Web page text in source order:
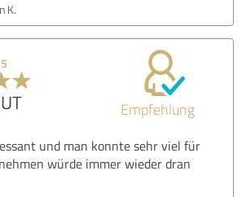
K.
Empfehlung
und man konnte sehr viel für
würde immer wieder dran